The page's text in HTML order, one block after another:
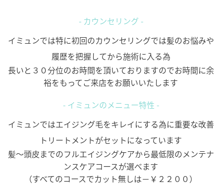
HEADSPA
PRODUCT NAILGALLERY
Q＆Ａ
- カウンセリング -
イミュンでは特に初回のカウンセリングでは髪のお悩みや
履歴を把握してから施術に入る為
長いと３０分位のお時間を頂いておりますのでお時間に余
裕をもってご来店をお願いいたします
- イミュンのメニュー特性 -
イミュンではエイジング毛をキレイにする為に重要な改善
トリートメントがセットになっています
髪～頭皮までのフルエイジングケアから最低限のメンテナ
ンスケアコースが選べます
（すべてのコースでカット無しは－￥２２００）